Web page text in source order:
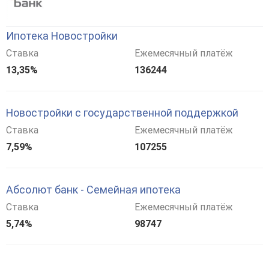
Ипотека Новостройки
Ставка
13,35%
Ежемесячный платёж
136244
Новостройки с государственной поддержкой
Ставка
7,59%
Ежемесячный платёж
107255
Абсолют банк - Семейная ипотека
Ставка
5,74%
Ежемесячный платёж
98747